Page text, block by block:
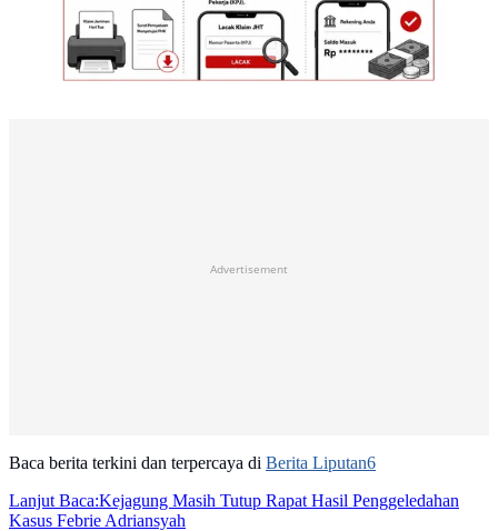
Advertisement
Baca berita terkini dan terpercaya di Berita Liputan6
Lanjut Baca:Kejagung Masih Tutup Rapat Hasil Penggeledahan
Kasus Febrie Adriansyah